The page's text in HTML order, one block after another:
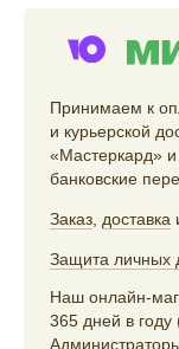
Принимаем к
и курьерской
«Мастеркард»
банковские
Заказ доставка
Защита личных
Наш онлайн-
365 дней в году